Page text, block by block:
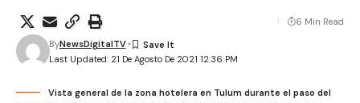
Last Updated: 21 De Agosto De 2021 12:36 PM
ByNewsDigitalTV
6 Min Read
Vista general de la zona hotelera en Tulum durante el paso del